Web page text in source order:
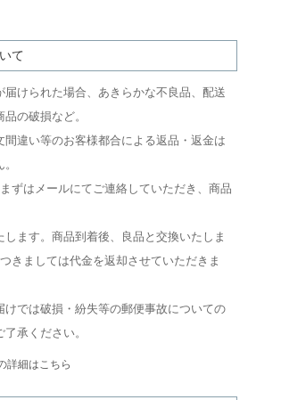
て
届けられた場合、あきらかな不良品、配送
の破損など。
違い等のお客様都合による返品・返金は
ずはメールにてご連絡していただき、商品
ます。商品到着後、良品と交換いたしま
きましては代金を返却させていただきま
では破損・紛失等の郵便事故についての
承ください。
詳細はこちら